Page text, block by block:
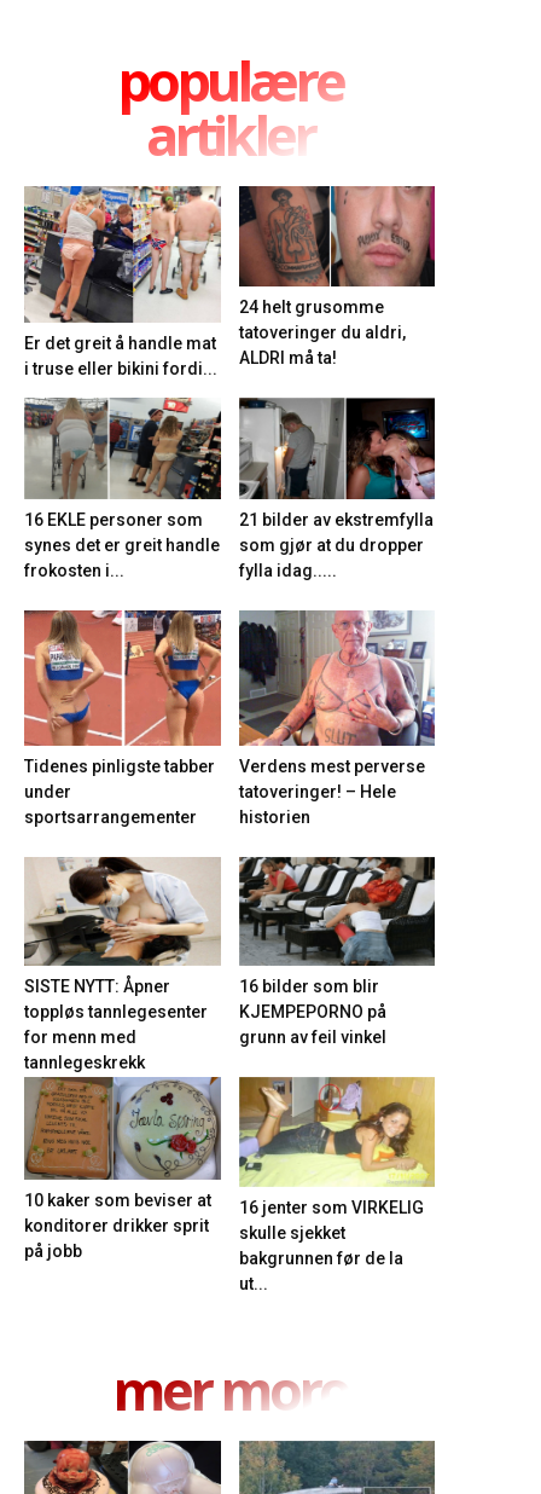
populære
artikler
Er det greit å handle mat
i truse eller bikini fordi...
24 helt grusomme
tatoveringer du aldri,
ALDRI må ta!
16 EKLE personer som
synes det er greit handle
frokosten i...
21 bilder av ekstremfylla
som gjør at du dropper
fylla idag.....
Tidenes pinligste tabber
under
sportsarrangementer
Verdens mest perverse
tatoveringer! – Hele
historien
SISTE NYTT: Åpner
toppløs tannlegesenter
for menn med
tannlegeskrekk
16 bilder som blir
KJEMPEPORNO på
grunn av feil vinkel
10 kaker som beviser at
konditorer drikker sprit
på jobb
16 jenter som VIRKELIG
skulle sjekket
bakgrunnen før de la
ut...
mer moro